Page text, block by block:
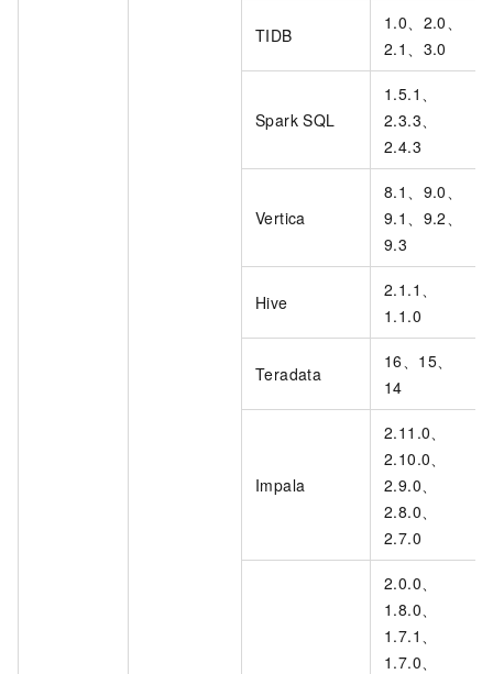
TIDB
1.0、2.0、
2.1、3.0
Spark SQL
1.5.1、
2.3.3、
2.4.3
Vertica
8.1、9.0、
9.1、9.2、
9.3
Hive
2.1.1、
1.1.0
Teradata
16、15、
14
Impala
2.11.0、
2.10.0、
2.9.0、
2.8.0、
2.7.0
2.0.0、
1.8.0、
1.7.1、
1.7.0、